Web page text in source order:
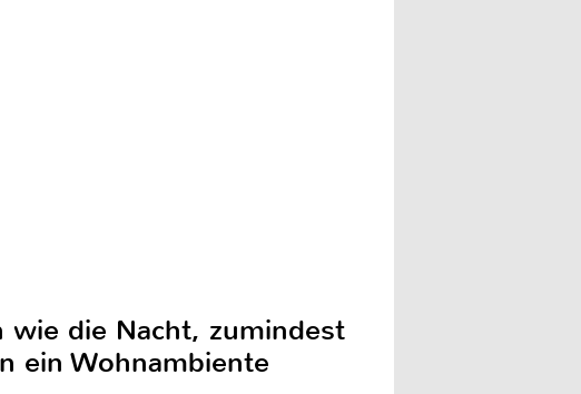
wie die Nacht, zumindest
ein Wohnambiente